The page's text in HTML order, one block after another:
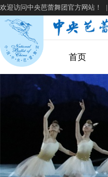
欢迎访问中央芭蕾舞团官方网站！
首页